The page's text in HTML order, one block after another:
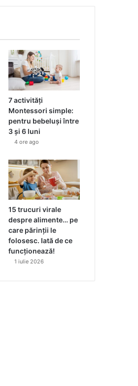
7 activități
Montessori simple:
pentru bebeluși între
3 și 6 luni
4 ore ago
15 trucuri virale
despre alimente… pe
care părinții le
folosesc. Iată de ce
funcționează!
1 iulie 2026